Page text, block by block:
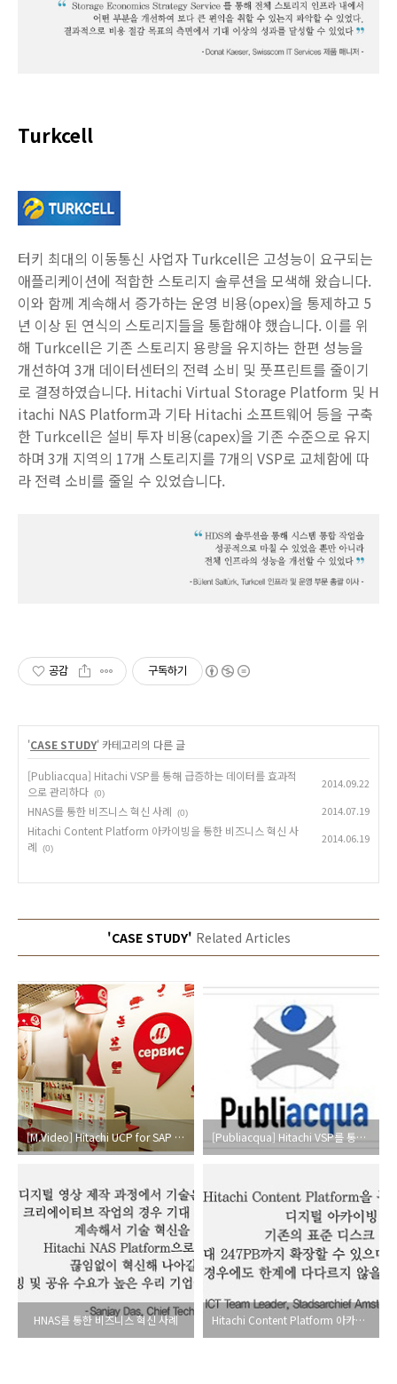
Turkcell
터키 최대의 이동통신 사업자 Turkcell은 고성능이 요구되는
애플리케이션에 적합한 스토리지 솔루션을 모색해 왔습니다.
이와 함께 계속해서 증가하는 운영 비용(opex)을 통제하고 5
년 이상 된 연식의 스토리지들을 통합해야 했습니다. 이를 위
해 Turkcell은 기존 스토리지 용량을 유지하는 한편 성능을
개선하여 3개 데이터센터의 전력 소비 및 풋프린트를 줄이기
로 결정하였습니다. Hitachi Virtual Storage Platform 및 H
itachi NAS Platform과 기타 Hitachi 소프트웨어 등을 구축
한 Turkcell은 설비 투자 비용(capex)을 기존 수준으로 유지
하며 3개 지역의 17개 스토리지를 7개의 VSP로 교체함에 따
라 전력 소비를 줄일 수 있었습니다.
공감 구독하기
'CASE STUDY' 카테고리의 다른 글
[Publiacqua] Hitachi VSP를 통해 급증하는 데이터를 효과적
으로 관리하다 (0)
2014.09.22
HNAS를 통한 비즈니스 혁신 사례 (0) 2014.07.19
Hitachi Content Platform 아카이빙을 통한 비즈니스 혁신 사
례
(0)
2014.06.19
'CASE STUDY' Related Articles
[M.Video] Hitachi UCP for SAP HANA를 통해 비즈니스 분석의 효율성과 정확도를 높이다 [Publiacqua] Hitachi VSP를 통해 급증하는 데이터를 효과적으로 관리하다
HNAS를 통한 비즈니스 혁신 사례 Hitachi Content Platform 아카이빙을 통한 비즈니스 혁신 사례